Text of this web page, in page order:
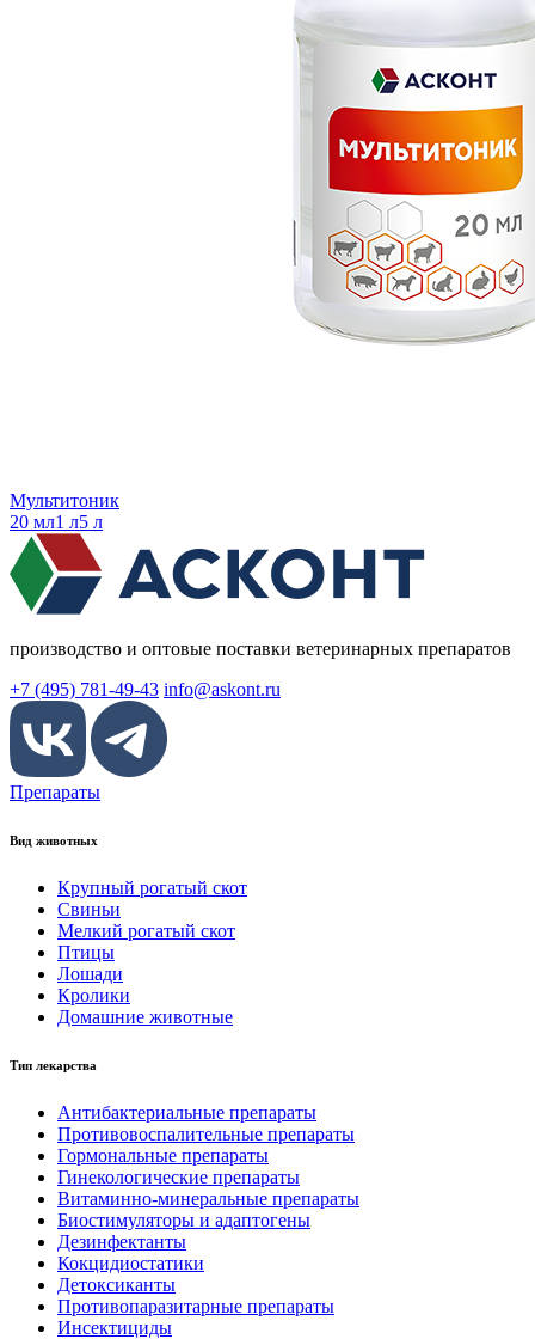
Мультитоник
20 мл1 л5 л
производство и оптовые поставки ветеринарных препаратов
+7 (495) 781-49-43 info@askont.ru
Препараты
Вид животных
Крупный рогатый скот
Свиньи
Мелкий рогатый скот
Птицы
Лошади
Кролики
Домашние животные
Тип лекарства
Антибактериальные препараты
Противовоспалительные препараты
Гормональные препараты
Гинекологические препараты
Витаминно-минеральные препараты
Биостимуляторы и адаптогены
Дезинфектанты
Кокцидиостатики
Детоксиканты
Противопаразитарные препараты
Инсектициды